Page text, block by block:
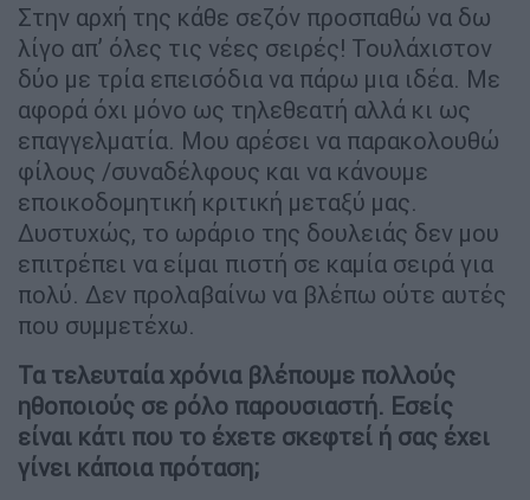
Στην αρχή της κάθε σεζόν προσπαθώ να δω
λίγο απ’ όλες τις νέες σειρές! Τουλάχιστον
δύο με τρία επεισόδια να πάρω μια ιδέα. Με
αφορά όχι μόνο ως τηλεθεατή αλλά κι ως
επαγγελματία. Μου αρέσει να παρακολουθώ
φίλους /συναδέλφους και να κάνουμε
εποικοδομητική κριτική μεταξύ μας.
Δυστυχώς, το ωράριο της δουλειάς δεν μου
επιτρέπει να είμαι πιστή σε καμία σειρά για
πολύ. Δεν προλαβαίνω να βλέπω ούτε αυτές
που συμμετέχω.
Τα τελευταία χρόνια βλέπουμε πολλούς
ηθοποιούς σε ρόλο παρουσιαστή. Εσείς
είναι κάτι που το έχετε σκεφτεί ή σας έχει
γίνει κάποια πρόταση;